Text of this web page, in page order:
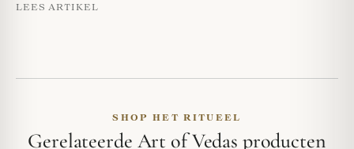
LEES ARTIKEL
SHOP HET RITUEEL
Gerelateerde Art of Vedas producten